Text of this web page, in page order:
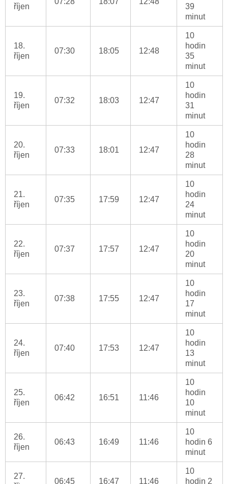
říjen
39
minut
18.
říjen
07:30 18:05 12:48
10
hodin
35
minut
19.
říjen
07:32 18:03 12:47
10
hodin
31
minut
20.
říjen
07:33 18:01 12:47
10
hodin
28
minut
21.
říjen
07:35 17:59 12:47
10
hodin
24
minut
22.
říjen
07:37 17:57 12:47
10
hodin
20
minut
23.
říjen
07:38 17:55 12:47
10
hodin
17
minut
24.
říjen
07:40 17:53 12:47
10
hodin
13
minut
25.
říjen
06:42 16:51 11:46
10
hodin
10
minut
26.
říjen
06:43 16:49 11:46
10
hodin 6
minut
27.
06:45 16:47 11:46
10
hodin 2